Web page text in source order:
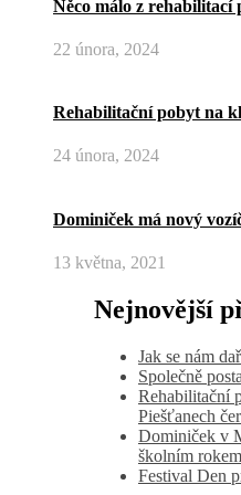
Něco málo z rehabilitací
22 února, 2024
Rehabilitační pobyt na
24 února, 2024
Dominiček má nový
13 května, 2021
Nejnovější
Jak se nám
Společně
Rehabilitační
Piešťanech
Dominiček v
školním
Festival Den